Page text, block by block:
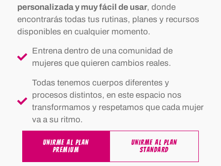
personalizada y muy fácil de usar, donde
encontrarás todas tus rutinas, planes y recursos
disponibles en cualquier momento.
Entrena dentro de una comunidad de
mujeres que quieren cambios reales.
Todas tenemos cuerpos diferentes y
procesos distintos, en este espacio nos
transformamos y respetamos que cada mujer
va a su ritmo.
UNIRME AL PLAN
PREMIUM
UNIRME AL PLAN
STANDARD